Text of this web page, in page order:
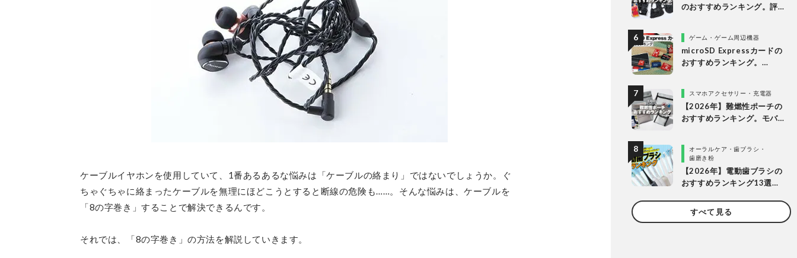
ケーブルイヤホンを使用していて、1番あるあるな悩みは「ケーブルの絡まり」ではないでしょうか。ぐ
ちゃぐちゃに絡まったケーブルを無理にほどこうとすると断線の危険も……。そんな悩みは、ケーブルを
「8の字巻き」することで解決できるんです。
それでは、「8の字巻き」の方法を解説していきます。
のおすすめランキング。評
ゲーム・ゲーム周辺機器
microSD Expressカードの
おすすめランキング。
スマホアクセサリー・充電器
【2026年】難燃性ポーチの
おすすめランキング。モバ
オーラルケア・歯ブラシ・
歯磨き粉
【2026年】電動歯ブラシの
おすすめランキング13選。
検証
すべて見る